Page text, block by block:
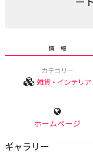
情 報
カテゴリー
雑貨・インテリア
ホームページ
ギャラリー